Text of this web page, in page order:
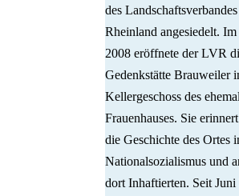
des Landschaftsverbandes
Rheinland angesiedelt. Im
2008 eröffnete der LVR
Gedenkstätte Brauweiler
Kellergeschoss des
Frauenhauses. Sie
die Geschichte des Ortes
Nationalsozialismus und
dort Inhaftierten. Seit Juni